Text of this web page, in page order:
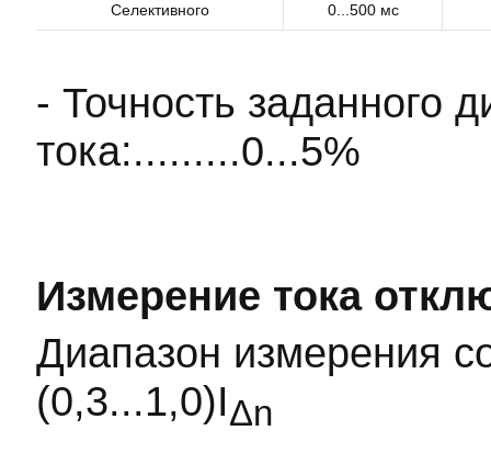
Селективного 0...500 мс
- Точность заданного
тока:.........0...5%
Измерение тока
Диапазон измерения
(0,3...1,0)IΔn